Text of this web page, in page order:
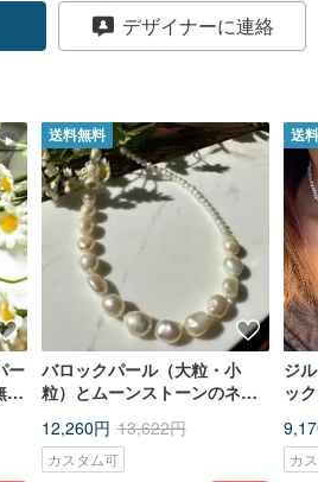
デザイナーに連絡
ー
料
送料無料
バロックパール（大粒・小
粒）とムーンストーンのネッ
12,260円 13,622円
カスタム可
送
ジ
ッ
カ